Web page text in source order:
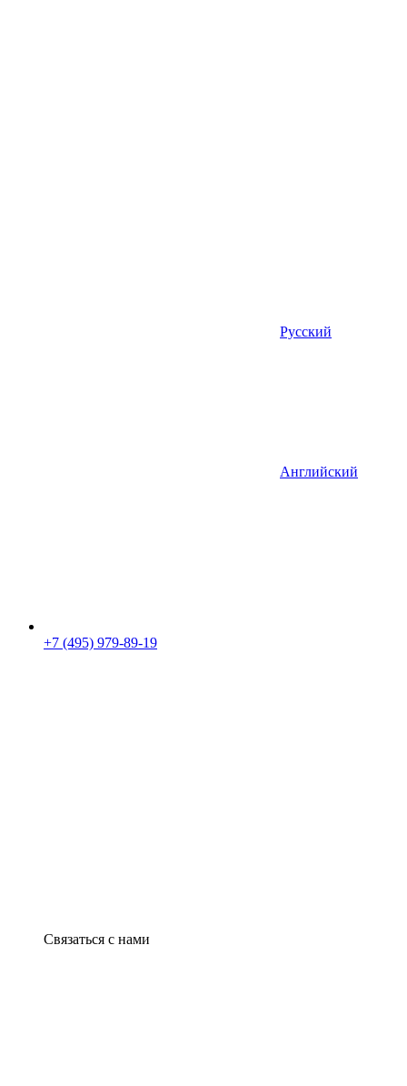
Русский
Английский
+7 (495) 979-89-19
Связаться с нами